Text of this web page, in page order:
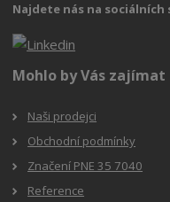
Najdete nás na sociálních
Mohlo by Vás zajímat
Naši prodejci
Obchodní podmínky
Značení PNE 35 7040
Reference